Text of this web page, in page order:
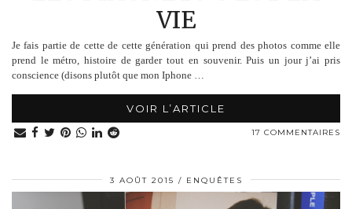
VIE
Je fais partie de cette de cette génération qui prend des photos comme elle
prend le métro, histoire de garder tout en souvenir. Puis un jour j’ai pris
conscience (disons plutôt que mon Iphone …
VOIR L’ARTICLE
17 COMMENTAIRES
3 AOÛT 2015 ENQUÊTES